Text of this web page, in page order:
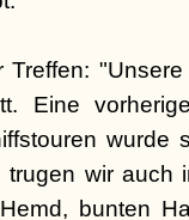
Eine
wurde
wir auch
bunten